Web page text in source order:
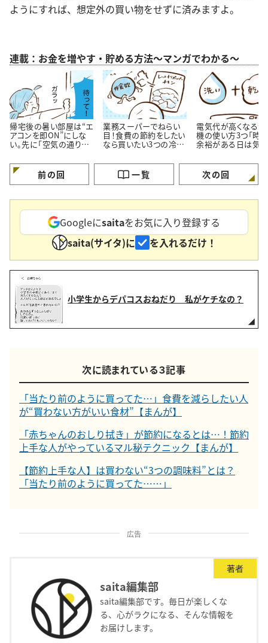
ようにすれば、想定外の買い物をせずに済みますよ。
連載：お金を増やす・貯める方法～マンガでわかる～
帰宅後の暑い部屋は“エ
アコンを即ON”にしな
い。先に「空気の通り
業務スーパーでねらい
目！食費の節約をしたい
なら買いたい3つの冷凍
電気代が高くなる
機の使い方3つ「時
余裕がある日は気
前の回 一覧 次の回
Googleにsaitaをお気に入り登録する
saita(サイタ)に
を入れるだけ！
小学生からデパコスおねだり 私がケチなの？
次に読まれている３記事
「当たり前のように買ってた…」食費を減らしたい人
が“買わない方がいい食材”【まんが】
「赤ちゃんのおしり拭き」が節約になるとは…！節約
上手な人がやっているマル秘テクニック【まんが】
【節約上手な人】は買わない“3つの調味料”とは？
「当たり前のように買ってた……」
広告
著者
saita編集部
saita編集部です。毎日が楽しくな
る、心がラクになる、そんな情報を
お届けします。